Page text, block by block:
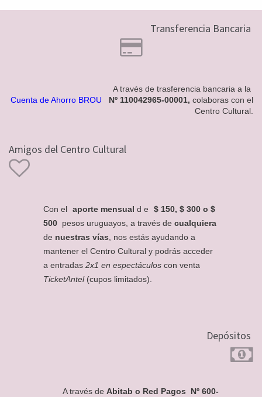
Transferencia Bancaria
A través de trasferencia bancaria a la
Cuenta de Ahorro BROU
Nº 110042965-00001, colaboras con el
Centro Cultural.
Amigos del Centro Cultural
Con el aporte mensual d e
$ 150, $ 300 o $
500 pesos uruguayos , a través de cualquiera
de nuestras vías
nos estás ayudando a
mantener el Centro Cultural y podrás acceder
a entradas 2x1 en espectáculos con venta
TicketAntel (cupos limitados).
Depósitos
A través de Abitab o Red Pagos Nº 600-